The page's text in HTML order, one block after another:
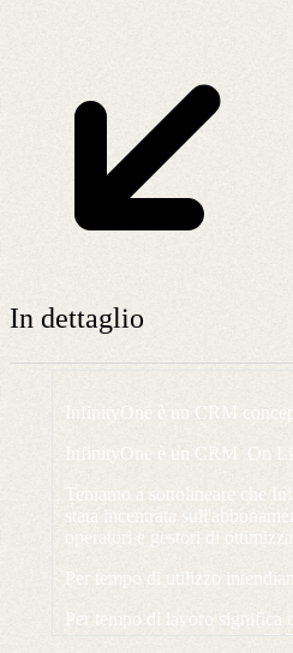
In dettaglio
InfinityOne è un CRM
InfinityOne è un CRM On
Teniamo a sottolineare che
stata incentrata
operatori e gestori di
Per tempo di utilizzo
Per tempo di lavoro
fitness o piscina con circa